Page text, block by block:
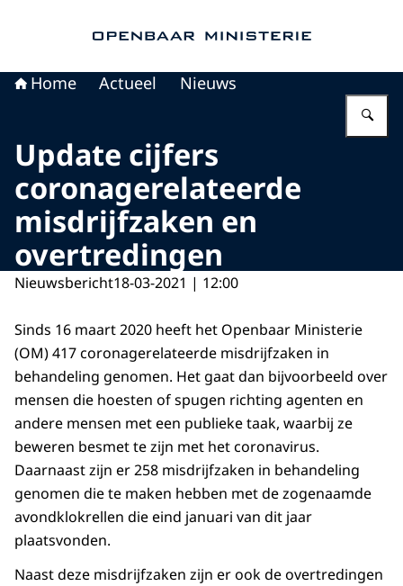
Home Actueel Nieuws
Update cijfers
coronagerelateerde
misdrijfzaken en
overtredingen
Nieuwsbericht18-03-2021 | 12:00
Sinds 16 maart 2020 heeft het Openbaar Ministerie
(OM) 417 coronagerelateerde misdrijfzaken in
behandeling genomen. Het gaat dan bijvoorbeeld over
mensen die hoesten of spugen richting agenten en
andere mensen met een publieke taak, waarbij ze
beweren besmet te zijn met het coronavirus.
Daarnaast zijn er 258 misdrijfzaken in behandeling
genomen die te maken hebben met de zogenaamde
avondklokrellen die eind januari van dit jaar
plaatsvonden.
Naast deze misdrijfzaken zijn er ook de overtredingen